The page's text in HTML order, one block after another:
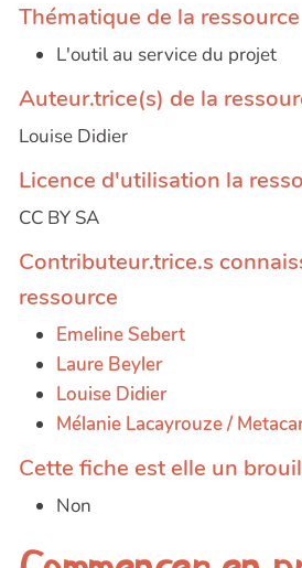
Thématique de la ressource
L'outil au service du projet
Auteur.trice(s) de la
Louise Didier
Licence d'utilisation la
CC BY SA
Contributeur.trice.s
ressource
Emeline Sebert
Laure Beyler
Louise Didier
Mélanie Lacayrouze /
Cette fiche est elle un
Non